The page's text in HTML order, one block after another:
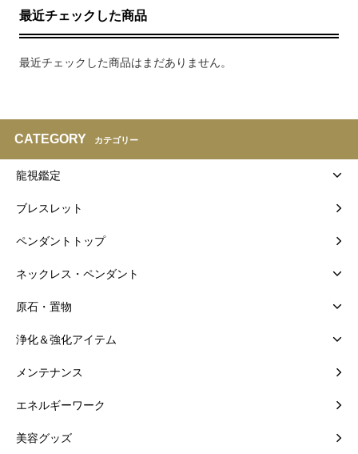
最近チェックした商品
最近チェックした商品はまだありません。
CATEGORY カテゴリー
龍視鑑定
ブレスレット
ペンダントトップ
ネックレス・ペンダント
原石・置物
浄化＆強化アイテム
メンテナンス
エネルギーワーク
美容グッズ